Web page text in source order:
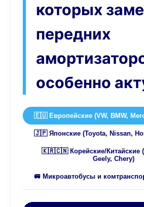
которых
передних
особенно
🇪🇺 Европейские (VW, BMW,
🇯🇵 Японские (Toyota, Nissan,
🇰🇷🇨🇳 Корейские/Китайские
Geely, Chery)
🚐 Микроавтобусы и